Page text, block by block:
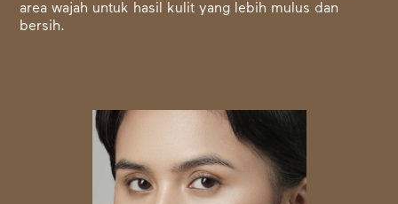
area wajah untuk hasil kulit yang lebih mulus dan
bersih.